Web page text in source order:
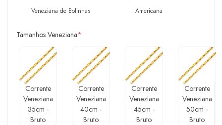
Veneziana de Bolinhas Americana
Tamanhos Veneziana*
Corrente
Veneziana
35cm -
Bruto
Corrente
Veneziana
40cm -
Bruto
Corrente
Veneziana
45cm -
Bruto
Corrente
Veneziana
50cm -
Bruto